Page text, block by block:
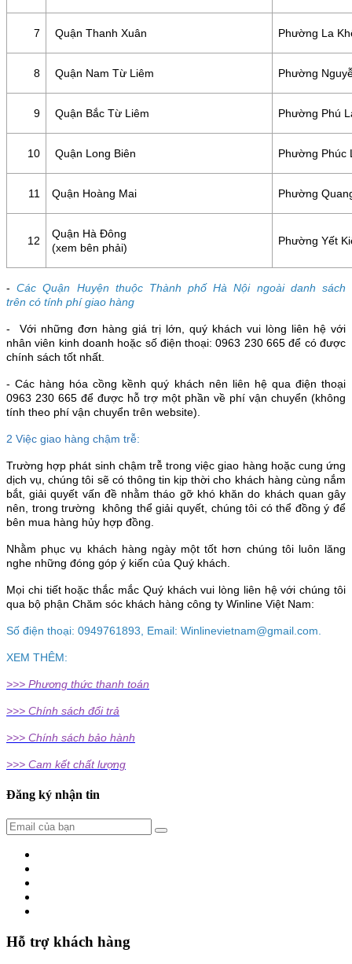
7 Quận Thanh Xuân Phường La
8 Quận Nam Từ Liêm Phường
9 Quận Bắc Từ Liêm Phường Phú
10 Quận Long Biên Phường Phúc
11 Quận Hoàng Mai Phường
12
Quận Hà Đông
(xem bên phải)
Phường Yết
- Các Quận Huyện thuộc Thành phố Hà Nội ngoài danh sách
trên có tính phí giao hàng
- Với những đơn hàng giá trị lớn, quý khách vui lòng liên hệ với
nhân viên kinh doanh hoặc số điện thoại: 0963 230 665 để có được
chính sách tốt nhất.
- Các hàng hóa cồng kềnh quý khách nên liên hệ qua điện thoại
0963 230 665 để được hỗ trợ một phần về phí vận chuyển (không
tính theo phí vận chuyển trên website).
2 Việc giao hàng chậm trễ:
Trường hợp phát sinh chậm trễ trong việc giao hàng hoặc cung ứng
dịch vụ, chúng tôi sẽ có thông tin kịp thời cho khách hàng cùng nắm
bắt, giải quyết vấn đề nhằm tháo gỡ khó khăn do khách quan gây
nên, trong trường không thể giải quyết, chúng tôi có thể đồng ý để
bên mua hàng hủy hợp đồng.
Nhằm phục vụ khách hàng ngày một tốt hơn chúng tôi luôn lăng
nghe những đóng góp ý kiến của Quý khách.
Mọi chi tiết hoặc thắc mắc Quý khách vui lòng liên hệ với chúng tôi
qua bộ phận Chăm sóc khách hàng công ty Winline Việt Nam:
Số điện thoại: 0949761893, Email: Winlinevietnam@gmail.com.
XEM THÊM:
>>> Phương thức thanh toán
>>> Chính sách đổi trả
>>> Chính sách bảo hành
>>> Cam kết chất lượng
Đăng ký nhận tin
Hỗ trợ khách hàng